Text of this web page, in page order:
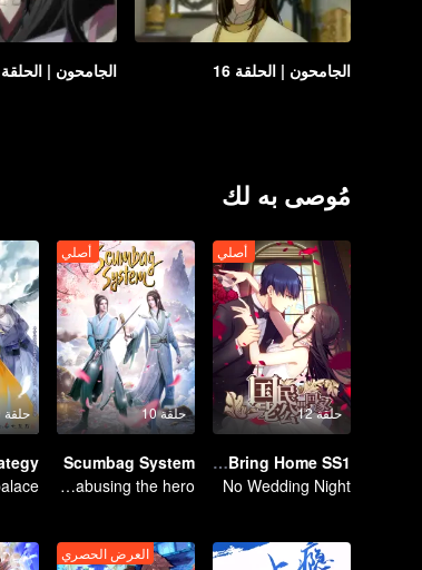
الجامحون | الحلقة 16 الجامحون | الحلقة 17
مُوصى به لك
حلقة 12
أصلي
National Husband Bring Home SS1
No Wedding Night
حلقة 10
أصلي
Scumbag System
An ordinary youth crossing as a villain into the book and abusing the hero!
حلقة 20
العرض الحصري